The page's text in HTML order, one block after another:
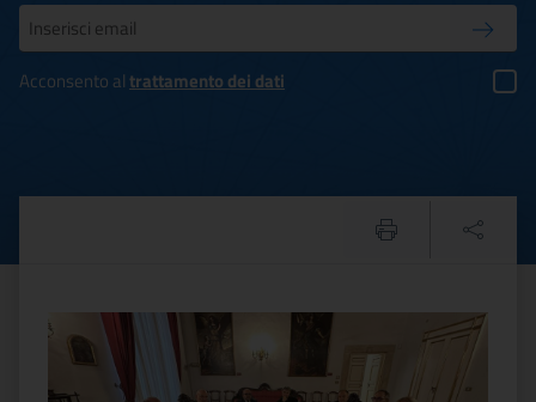
Inserisci la tua mail
Acconsento altrattamento dei dati
Napoli, Arcidiocesi,
Testo del comunicato